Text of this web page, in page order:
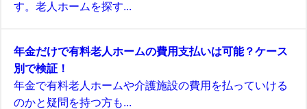
す。老人ホームを探す...
年金だけで有料老人ホームの費用支払いは可能？ケース
別で検証！
年金で有料老人ホームや介護施設の費用を払っていける
のかと疑問を持つ方も...